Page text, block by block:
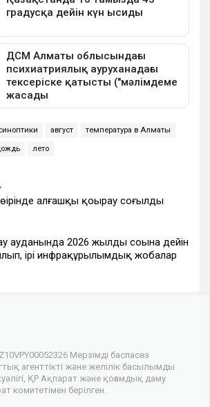
август температура в Алматы
лето
өңірінде алғашқы қоңырау соғылды
ауданында 2026 жылдың соңына дейін
ірі инфрақұрылымдық жобалар
Мерзімді баспасөз
агенттікті және желілік басылымды
ҚР Ақпарат және қоғамдық даму
комитетімен берілген.